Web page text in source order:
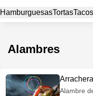
HamburguesasTortasTacos
Alambres
Arrachera
Alambre